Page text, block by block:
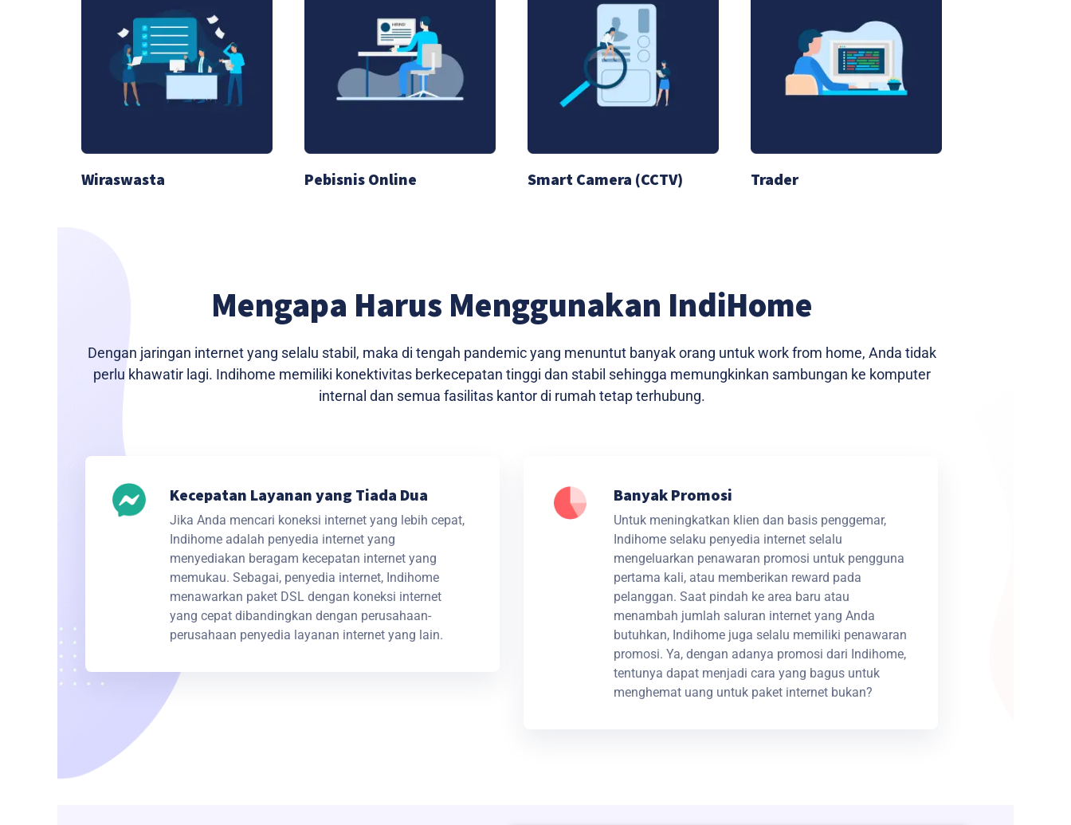
Wiraswasta Pebisnis Online Smart Camera (CCTV) Trader
Mengapa Harus Menggunakan IndiHome
Dengan jaringan internet yang selalu stabil, maka di tengah pandemic yang menuntut banyak orang untuk work from home, Anda tidak
perlu khawatir lagi. Indihome memiliki konektivitas berkecepatan tinggi dan stabil sehingga memungkinkan sambungan ke komputer
internal dan semua fasilitas kantor di rumah tetap terhubung.
Kecepatan Layanan yang Tiada Dua
Jika Anda mencari koneksi internet yang lebih cepat,
Indihome adalah penyedia internet yang
menyediakan beragam kecepatan internet yang
memukau. Sebagai, penyedia internet, Indihome
menawarkan paket DSL dengan koneksi internet
yang cepat dibandingkan dengan perusahaan-
perusahaan penyedia layanan internet yang lain.
Banyak Promosi
Untuk meningkatkan klien dan basis penggemar,
Indihome selaku penyedia internet selalu
mengeluarkan penawaran promosi untuk pengguna
pertama kali, atau memberikan reward pada
pelanggan. Saat pindah ke area baru atau
menambah jumlah saluran internet yang Anda
butuhkan, Indihome juga selalu memiliki penawaran
promosi. Ya, dengan adanya promosi dari Indihome,
tentunya dapat menjadi cara yang bagus untuk
menghemat uang untuk paket internet bukan?